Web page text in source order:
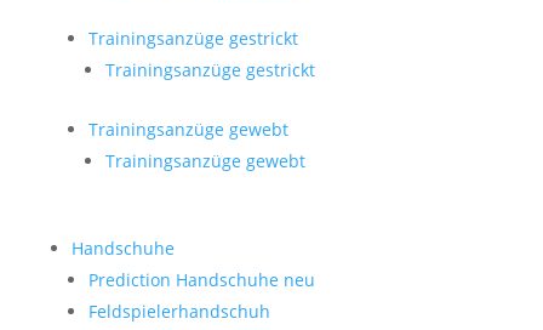
Trainingsanzüge gestrickt
Trainingsanzüge gestrickt
Trainingsanzüge gewebt
Trainingsanzüge gewebt
Handschuhe
Prediction Handschuhe neu
Feldspielerhandschuh